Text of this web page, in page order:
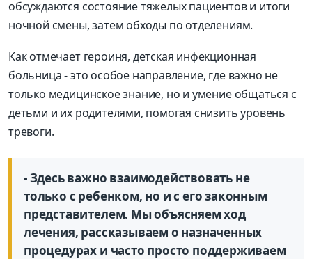
обсуждаются состояние тяжелых пациентов и итоги
ночной смены, затем обходы по отделениям.
Как отмечает героиня, детская инфекционная
больница - это особое направление, где важно не
только медицинское знание, но и умение общаться с
детьми и их родителями, помогая снизить уровень
тревоги.
- Здесь важно взаимодействовать не
только с ребенком, но и с его законным
представителем. Мы объясняем ход
лечения, рассказываем о назначенных
процедурах и часто просто поддерживаем